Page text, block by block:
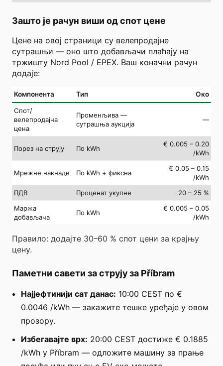
Зашто је рачун виши од спот цене
Цене на овој страници су велепродајне
сутрашњи — оно што добављачи плаћају на
тржишту Nord Pool / EPEX. Ваш коначни рачун
додаје:
Компонента Тип Око
Спот/
велепродајна
цена
Променљива —
сутрашња аукција
—
Порез на струју По kWh
€ 0.005 – 0.20
/kWh
Мрежне накнаде По kWh + фиксна
€ 0.05 – 0.15
/kWh
ПДВ
Проценат укупне
20 – 25 %
Маржа
добављача
По kWh
€ 0.005 – 0.05
/kWh
Правило: додајте 30–60 % спот цени за крајњу
цену.
Паметни савети за струју за Příbram
Најјефтинији сат данас: 10:00 CEST по €
0.0046 /kWh — закажите тешке уређаје у овом
прозору.
Избегавајте врх: 20:00 CEST достиже € 0.1885
/kWh у Příbram — одложите машину за прање